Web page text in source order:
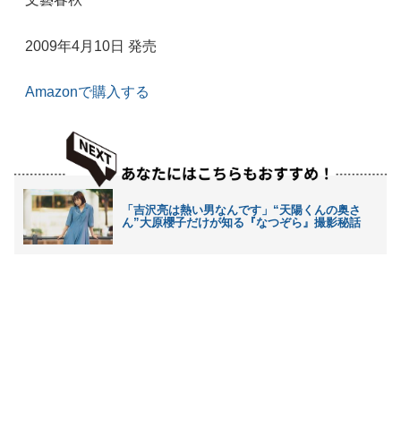
2009年4月10日 発売
Amazonで購入する
「吉沢亮は熱い男なんです」“天陽くんの奥さ
ん”大原櫻子だけが知る『なつぞら』撮影秘話